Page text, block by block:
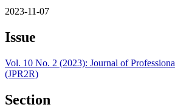
2023-11-07
Issue
Vol. 10 No. 2 (2023): Journal of
(JPR2R)
Section